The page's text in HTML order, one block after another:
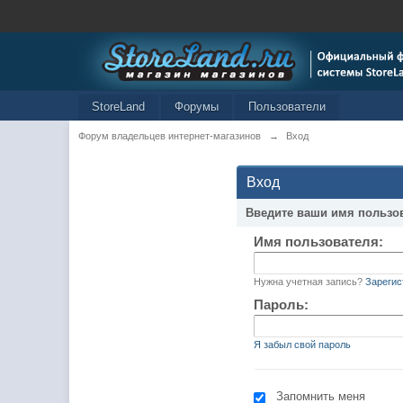
StoreLand Форумы Пользователи
Форум владельцев интернет-магазинов → Вход
Вход
Введите ваши имя
Имя пользователя:
Нужна учетная запись?
Пароль:
Я забыл свой пароль
Запомнить меня